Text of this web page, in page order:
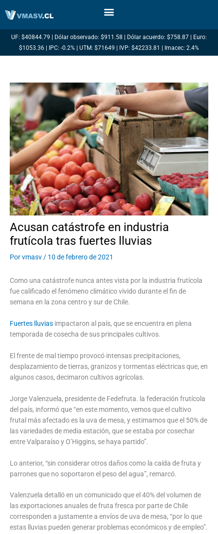
UF: $40844.79 | Dólar observado: $911.58 | Dólar acuerdo: $758.87 | Euro:
$1053.36 | IPC: -0.2% | UTM: $71649 | IVP: $42233.81 | Imacec: 2.4%
Acusan catástrofe en industria
frutícola tras fuertes lluvias
Porvmasv / 10 de febrero de 2021
Como una catástrofe nunca antes vista por la industria frutícola
fue calificado el fenómeno climático vivido durante el fin de
semana en la zona centro y sur de Chile.
Fuertes lluvias impactaron al país, que se encuentra en plena
temporada de cosecha de sus principales cultivos.
El frente de mal tiempo provocó intensas precipitaciones,
desplazamiento de tierras, granizos y tormentas eléctricas que, en
algunos casos, decimaron cultivos agrícolas.
Jorge Valenzuela, presidente de Fedefruta. la federación frutícola
del país, informó que “en este momento, vemos que el cultivo
frutal más afectado es la uva de mesa, y estimamos que el 50% de
las variedades de media estación, que se estaba por cosechar
entre Valparaíso y O’Higgins, se haya partido”.
Lo anterior, “sin considerar otros daños como la caída de fruta y
parrones que no soportaron el peso del agua”, remarcó.
Valenzuela detalló en un comunicado que el 40% del volumen de
las exportaciones anuales de fruta fresca por parte de Chile
corresponden a justamente a envíos de uva de mesa, “por lo que
estas lluvias pueden generar problemas económicos y de empleo”.